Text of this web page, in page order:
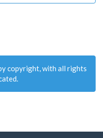
copyright, with all rights